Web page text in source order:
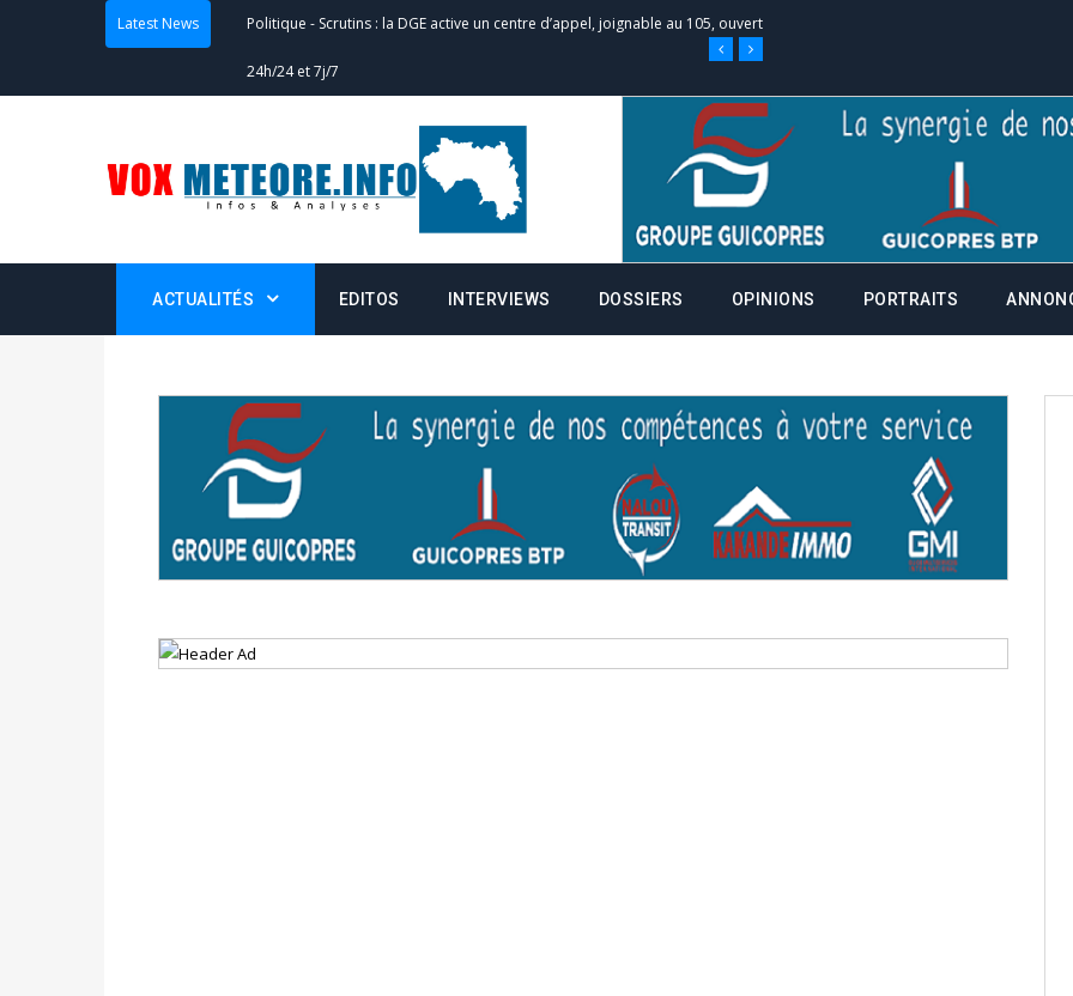
Latest News
Actualités Double scrutin du 31 mai : fin des campagnes ce jeudi 28 mai à
Communiqué relatif à la délivrance de la fiche de procuration
Politique- Convocation des membres des Commissions Administratives de
Centralisation des Votes (CACV) à une prestation de serment et à une
Politique Double scrutin du 31 mai : retrait des cartes d’électeurs possible
du 16 au 31 mai 2026
Politique Délégués de bureaux de vote : vos informations à transmettre
avant le 16 mai 2026 à 16h
statistiques des législatives et communales : ce 4 juin à 18h
ACTUALITÉS EDITOS INTERVIEWS DOSSIERS OPINIONS PORTRAITS